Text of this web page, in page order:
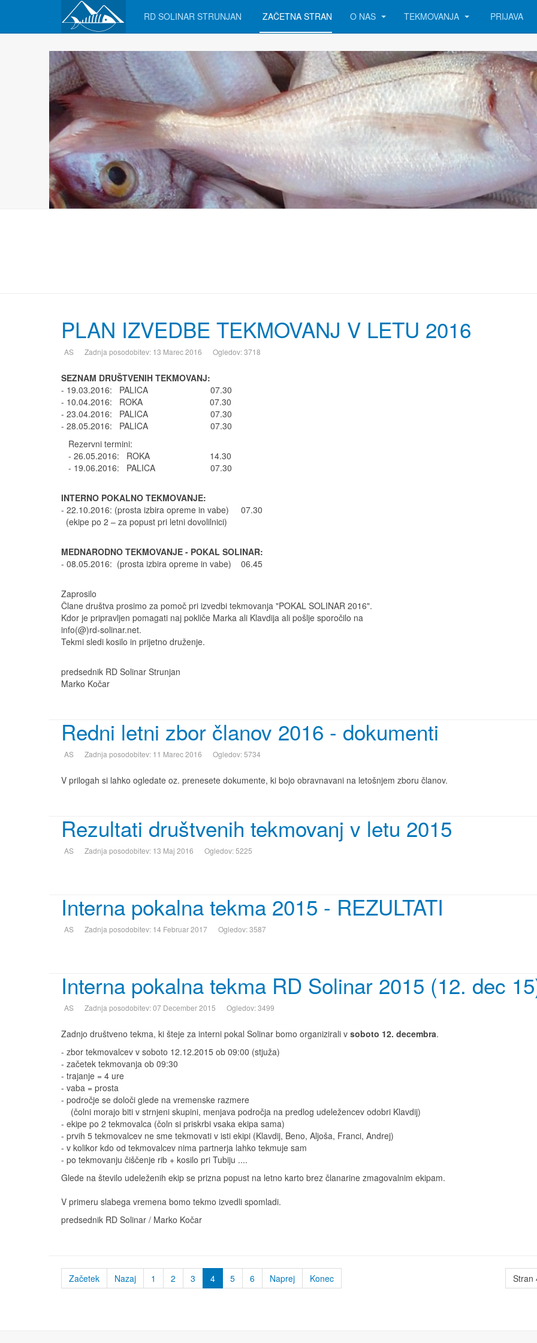
RD SOLINAR STRUNJAN ZAČETNA STRAN O NAS TEKMOVANJA PRIJAVA
PLAN IZVEDBE TEKMOVANJ V LETU 2016
AS Zadnja posodobitev: 13 Marec 2016 Ogledov: 3718
SEZNAM DRUŠTVENIH TEKMOVANJ:
- 19.03.2016: PALICA 07.30
- 10.04.2016: ROKA 07.30
- 23.04.2016: PALICA 07.30
- 28.05.2016: PALICA 07.30
Rezervni termini:
- 26.05.2016: ROKA 14.30
- 19.06.2016: PALICA 07.30
INTERNO POKALNO TEKMOVANJE:
- 22.10.2016: (prosta izbira opreme in vabe) 07.30
(ekipe po 2 – za popust pri letni dovolilnici)
MEDNARODNO TEKMOVANJE - POKAL SOLINAR:
- 08.05.2016: (prosta izbira opreme in vabe) 06.45
Zaprosilo
Člane društva prosimo za pomoč pri izvedbi tekmovanja "POKAL SOLINAR 2016".
Kdor je pripravljen pomagati naj pokliče Marka ali Klavdija ali pošlje sporočilo na
info(@)rd-solinar.net.
Tekmi sledi kosilo in prijetno druženje.
predsednik RD Solinar Strunjan
Marko Kočar
Redni letni zbor članov 2016 - dokumenti
AS Zadnja posodobitev: 11 Marec 2016 Ogledov: 5734
V prilogah si lahko ogledate oz. prenesete dokumente, ki bojo obravnavani na letošnjem zboru članov.
Rezultati društvenih tekmovanj v letu 2015
AS Zadnja posodobitev: 13 Maj 2016 Ogledov: 5225
Interna pokalna tekma 2015 - REZULTATI
AS Zadnja posodobitev: 14 Februar 2017 Ogledov: 3587
Interna pokalna tekma RD Solinar 2015 (12. dec
AS Zadnja posodobitev: 07 December 2015 Ogledov: 3499
Zadnjo društveno tekma, ki šteje za interni pokal Solinar bomo organizirali v soboto 12. decembra.
- zbor tekmovalcev v soboto 12.12.2015 ob 09:00 (stjuža)
- začetek tekmovanja ob 09:30
- trajanje = 4 ure
- vaba = prosta
- področje se določi glede na vremenske razmere
(čolni morajo biti v strnjeni skupini, menjava področja na predlog udeležencev odobri Klavdij)
- ekipe po 2 tekmovalca (čoln si priskrbi vsaka ekipa sama)
- prvih 5 tekmovalcev ne sme tekmovati v isti ekipi (Klavdij, Beno, Aljoša, Franci, Andrej)
- v kolikor kdo od tekmovalcev nima partnerja lahko tekmuje sam
- po tekmovanju čiščenje rib + kosilo pri Tubiju ....
Glede na število udeleženih ekip se prizna popust na letno karto brez članarine zmagovalnim ekipam.
V primeru slabega vremena bomo tekmo izvedli spomladi.
predsednik RD Solinar / Marko Kočar
Stran
Začetek Nazaj 1 2 3 4 5 6 Naprej Konec